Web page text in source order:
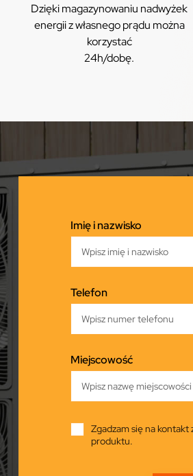
Dzięki magazynowaniu nadwyżek
energii z własnego prądu można
korzystać
24h/dobę.
Imię i nazwisko
Telefon
Miejscowość
Zgadzam się na
produktu.